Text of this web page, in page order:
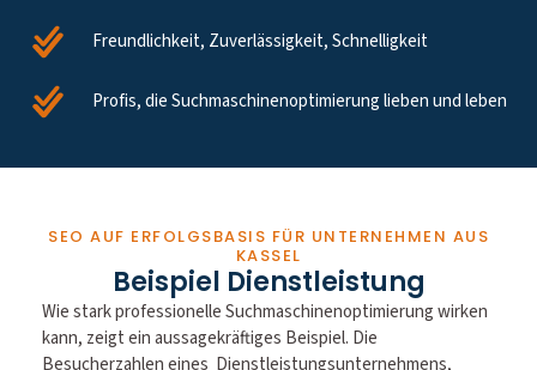
Freundlichkeit, Zuverlässigkeit, Schnelligkeit
Profis, die Suchmaschinenoptimierung lieben und leben
SEO AUF ERFOLGSBASIS FÜR UNTERNEHMEN AUS
KASSEL
Beispiel Dienstleistung
Wie stark professionelle Suchmaschinenoptimierung wirken
kann, zeigt ein aussagekräftiges Beispiel. Die
Besucherzahlen eines Dienstleistungsunternehmens,